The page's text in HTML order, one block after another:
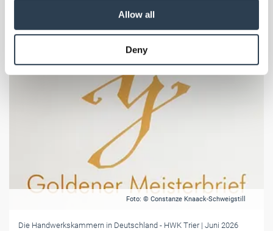
provided to them or that they’ve collected from your use
Weitere Informationen:Impressum Datenschutz
Allow all
Deny
Foto: © Constanze Knaack-Schweigstill
Die Handwerkskammern in Deutschland - HWK Trier | Juni 2026